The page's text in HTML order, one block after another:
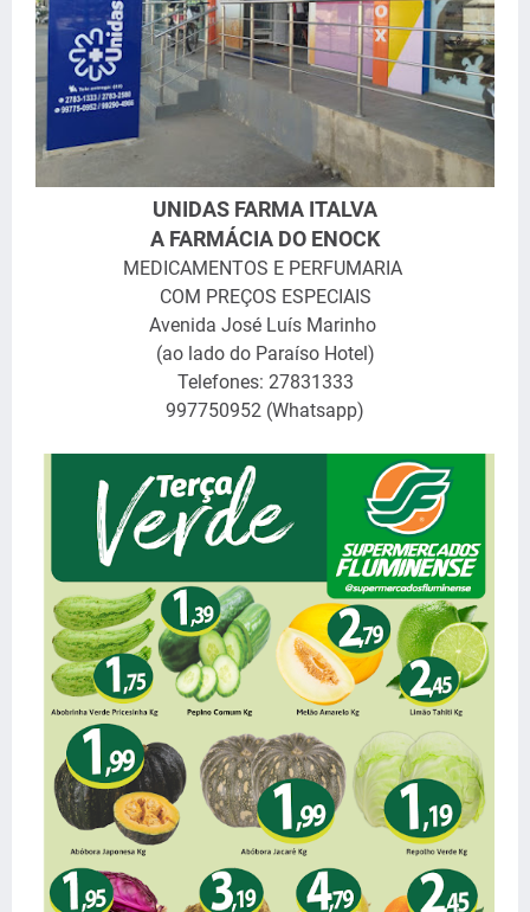
UNIDAS FARMA ITALVA
A FARMÁCIA DO ENOCK
MEDICAMENTOS E PERFUMARIA
COM PREÇOS ESPECIAIS
Avenida José Luís Marinho
(ao lado do Paraíso Hotel)
Telefones: 27831333
997750952 (Whatsapp)